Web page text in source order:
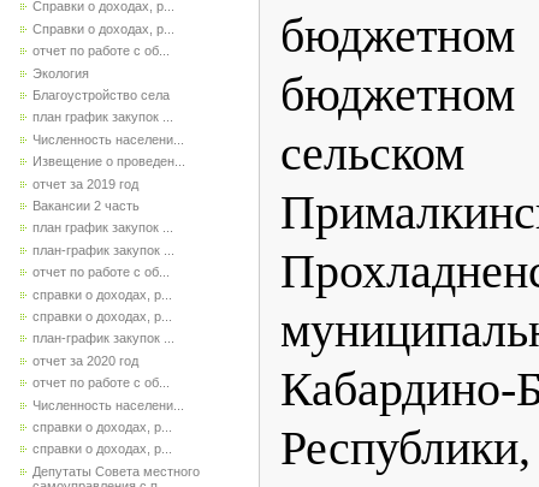
Справки о доходах, р...
Справки о доходах, р...
отчет по работе с об...
Экология
Благоустройство села
план график закупок ...
Численность населени...
Извещение о проведен...
отчет за 2019 год
Вакансии 2 часть
план график закупок ...
план-график закупок ...
отчет по работе с об...
справки о доходах, р...
справки о доходах, р...
план-график закупок ...
отчет за 2020 год
отчет по работе с об...
Численность населени...
справки о доходах, р...
справки о доходах, р...
Депутаты Совета местного
Кабардино-